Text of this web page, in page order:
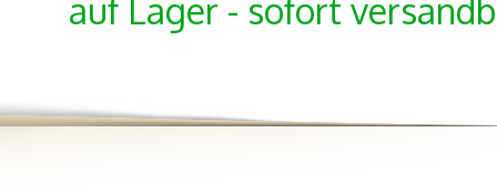
auf Lager - sofort